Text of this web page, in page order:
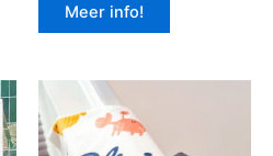
Meer info!